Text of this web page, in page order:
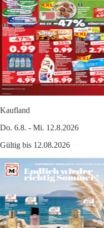
Kaufland
Do. 6.8. - Mi. 12.8.2026
Gültig bis 12.08.2026